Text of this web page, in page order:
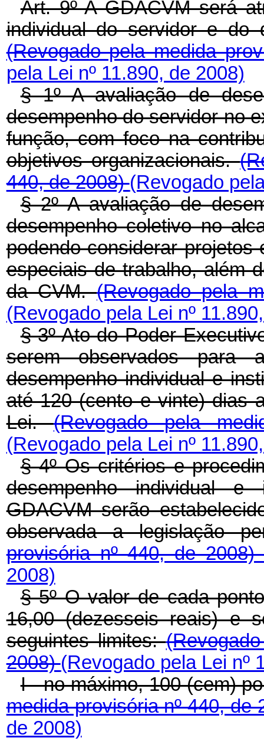
Art. 9º A GDACVM será
individual do servidor e do
(Revogado pela medida
pela Lei nº 11.890, de 2008)
§ 1º A avaliação de
desempenho do servidor no
função, com foco na
objetivos organizacionais.
440, de 2008)(Revogado
§ 2º A avaliação de
desempenho coletivo no
podendo considerar
especiais de trabalho, além
da CVM.(Revogado pela
(Revogado pela Lei nº
§ 3º Ato do Poder
serem observados para
desempenho individual e
até 120 (cento e vinte) dias
Lei.(Revogado pela
(Revogado pela Lei nº
§ 4º Os critérios e
desempenho individual
GDACVM serão
observada a legislação
provisória nº 440, de 2008)
2008)
§ 5º O valor de cada
16,00 (dezesseis reais) e
seguintes limites:
2008)(Revogado pela Lei nº
I - no máximo, 100 (cem)
medida provisória nº 440, de
de 2008)